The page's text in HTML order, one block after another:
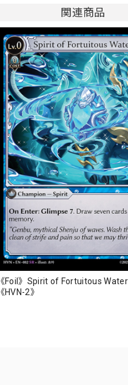
関連商品
《Foil》Spirit of Fortuitous
《HVN-2》